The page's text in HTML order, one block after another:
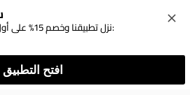
نزل تطبيقنا
افتح التطبيق